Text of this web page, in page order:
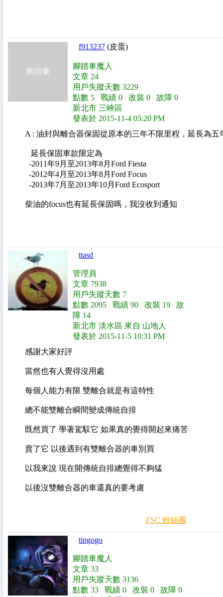
無頭像
f913237 (皮蛋)
腳踏車魔人
文章 24
用戶失蹤天數 3229
點數 5 戰績 0 改裝 0 故障 0
新北市 三峽區
發表於 2015-11-4 05:20 PM
A : 油封與離合器保固從原本的三年不限里程，延長為五
延長保固車款限定為
-2011年9月至2013年8月Ford Fiesta
-2012年4月至2013年8月Ford Focus
-2013年7月至2013年10月Ford Ecosport
柴油的focus也有延長保固嗎，我沒收到通知
ttasd
管理員
文章 7938
用戶失蹤天數 7
點數 2095 戰績 90 改裝 19 故
障 14
新北市 淡水區 來自 山地人
發表於 2015-11-5 10:31 PM
感謝大家好評
當然也有人覺得沒用處
每個人能力有限 雙離合就是有這特性
總不能雙離合瞬間變成傳統自排
既然買了 學著駕馭它 如果真的覺得開起來痛苦
賣了它 以後遇到有雙離合器的車別買
以我來說 現在開傳統自排總覺得不夠猛
以後沒雙離合器的車還真的要考慮
FSC 粉絲團
tingogo
腳踏車魔人
文章 33
用戶失蹤天數 3136
點數 33 戰績 0 改裝 0 故障 0